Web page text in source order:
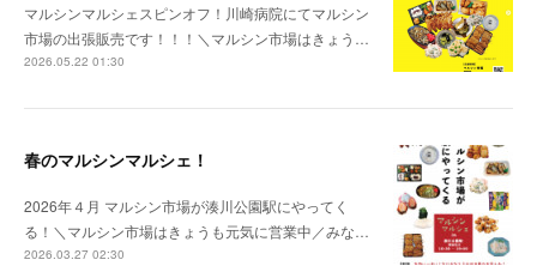
マルシンマルシェスピンオフ！川崎病院にてマルシン
市場の出張販売です！！！＼マルシン市場はきょう…
2026.05.22 01:30
春のマルシンマルシェ！
2026年４月 マルシン市場が湊川公園駅にやってく
る！＼マルシン市場はきょうも元気に営業中／みな…
2026.03.27 02:30